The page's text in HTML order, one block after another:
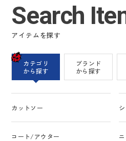
Search
アイテムを探す
カテゴリ
から探す
ブランド
から探す
カットソー
コート/アウター